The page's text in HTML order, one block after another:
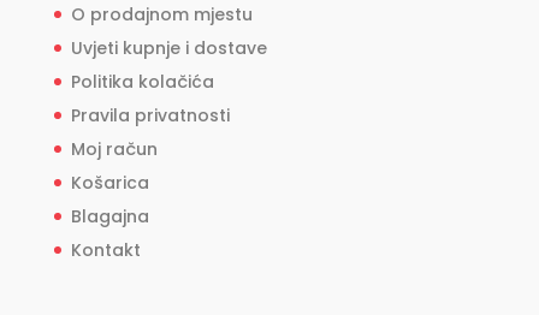
O prodajnom mjestu
Uvjeti kupnje i dostave
Politika kolačića
Pravila privatnosti
Moj račun
Košarica
Blagajna
Kontakt